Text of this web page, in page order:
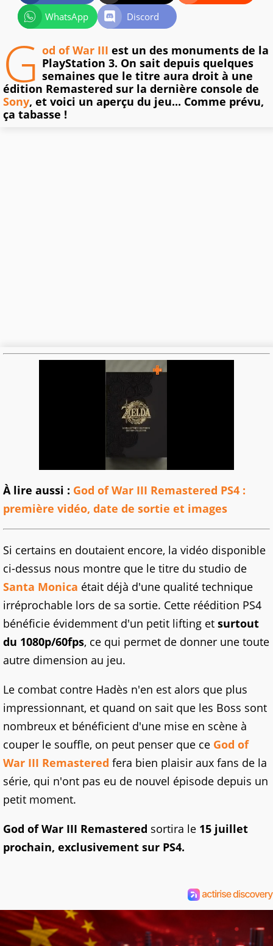
WhatsApp
Discord
G od of War III est un des monuments de la
PlayStation 3. On sait depuis quelques
semaines que le titre aura droit à une
édition Remastered sur la dernière console de
Sony, et voici un aperçu du jeu... Comme prévu,
ça tabasse !
À lire aussi : God of War III Remastered PS4 :
première vidéo, date de sortie et images
Si certains en doutaient encore, la vidéo disponible
ci-dessus nous montre que le titre du studio de
Santa Monica était déjà d'une qualité technique
irréprochable lors de sa sortie. Cette réédition PS4
bénéficie évidemment d'un petit lifting et surtout
du 1080p/60fps, ce qui permet de donner une toute
autre dimension au jeu.
Le combat contre Hadès n'en est alors que plus
impressionnant, et quand on sait que les Boss sont
nombreux et bénéficient d'une mise en scène à
couper le souffle, on peut penser que ce God of
War III Remastered fera bien plaisir aux fans de la
série, qui n'ont pas eu de nouvel épisode depuis un
petit moment.
God of War III Remastered sortira le 15 juillet
prochain, exclusivement sur PS4.